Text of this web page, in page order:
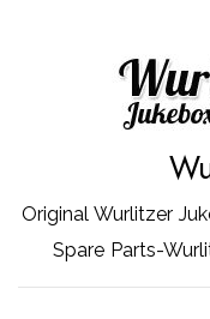
Original Wurlitzer
Spare Parts-